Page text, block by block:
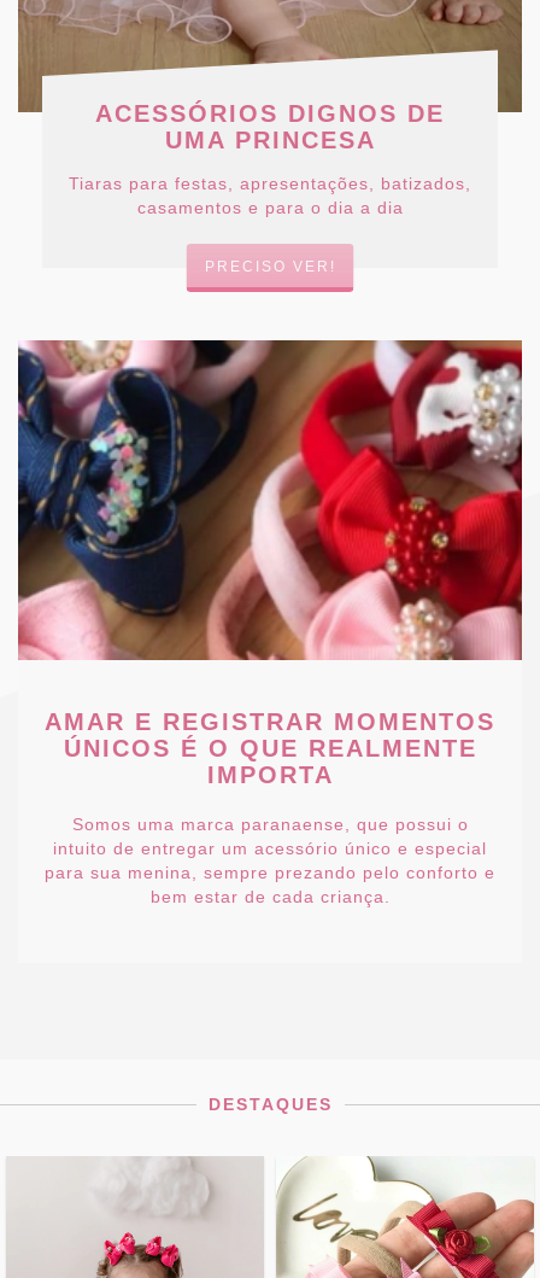
ACESSÓRIOS DIGNOS DE
UMA PRINCESA
Tiaras para festas, apresentações, batizados,
casamentos e para o dia a dia
PRECISO VER!
AMAR E REGISTRAR MOMENTOS
ÚNICOS É O QUE REALMENTE
IMPORTA
Somos uma marca paranaense, que possui o
intuito de entregar um acessório único e especial
para sua menina, sempre prezando pelo conforto e
bem estar de cada criança.
DESTAQUES